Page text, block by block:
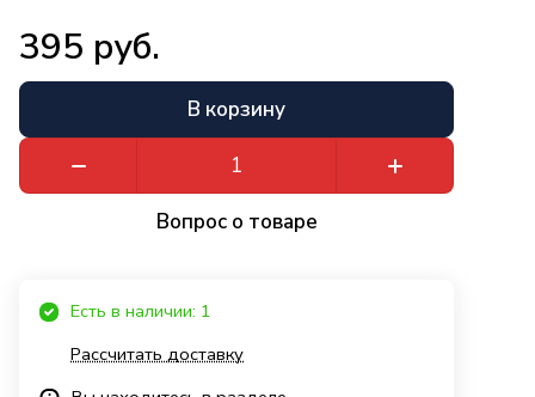
395 руб.
В корзину
Вопрос о товаре
Есть в наличии: 1
Рассчитать доставку